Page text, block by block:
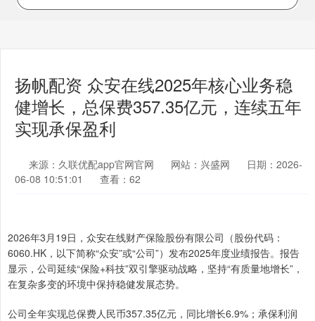
扬帆配资 众安在线2025年核心业务稳
健增长，总保费357.35亿元，连续五年
实现承保盈利
来源：久联优配app官网官网 网站：兴盛网
日期：2026-
06-08 10:51:01
查看：62
2026年3月19日，众安在线财产保险股份有限公司（股份代码：
6060.HK，以下简称“众安”或“公司”）发布2025年度业绩报告。报告
显示，公司延续“保险+科技”双引擎驱动战略，坚持“有质量地增长”，
在复杂多变的环境中保持稳健发展态势。
公司全年实现总保费人民币357.35亿元，同比增长6.9%；承保利润